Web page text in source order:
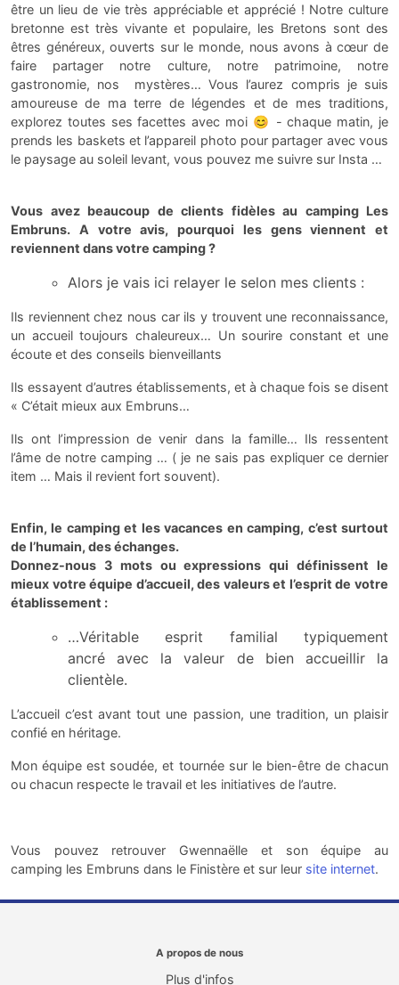
être un lieu de vie très appréciable et apprécié ! Notre culture
bretonne est très vivante et populaire, les Bretons sont des
êtres généreux, ouverts sur le monde, nous avons à cœur de
faire partager notre culture, notre patrimoine, notre
gastronomie, nos mystères… Vous l’aurez compris je suis
amoureuse de ma terre de légendes et de mes traditions,
explorez toutes ses facettes avec moi 😊 - chaque matin, je
prends les baskets et l’appareil photo pour partager avec vous
le paysage au soleil levant, vous pouvez me suivre sur Insta …
Vous avez beaucoup de clients fidèles au camping Les
Embruns. A votre avis, pourquoi les gens viennent et
reviennent dans votre camping ?
Alors je vais ici relayer le selon mes clients :
Ils reviennent chez nous car ils y trouvent une reconnaissance,
un accueil toujours chaleureux… Un sourire constant et une
écoute et des conseils bienveillants
Ils essayent d’autres établissements, et à chaque fois se disent
« C’était mieux aux Embruns…
Ils ont l’impression de venir dans la famille… Ils ressentent
l’âme de notre camping … ( je ne sais pas expliquer ce dernier
item … Mais il revient fort souvent).
Enfin, le camping et les vacances en camping, c’est surtout
de l’humain, des échanges.
Donnez-nous 3 mots ou expressions qui définissent le
mieux votre équipe d’accueil, des valeurs et l’esprit de votre
établissement :
…Véritable esprit familial typiquement
ancré avec la valeur de bien accueillir la
clientèle.
L’accueil c’est avant tout une passion, une tradition, un plaisir
confié en héritage.
Mon équipe est soudée, et tournée sur le bien-être de chacun
ou chacun respecte le travail et les initiatives de l’autre.
Vous pouvez retrouver Gwennaëlle et son équipe au
camping les Embruns dans le Finistère et sur leur site internet.
A propos de nous
Plus d'infos